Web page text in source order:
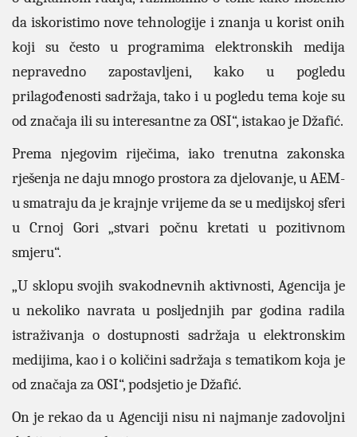
da iskoristimo nove tehnologije i znanja u korist onih
koji su često u programima elektronskih medija
nepravedno zapostavljeni, kako u pogledu
prilagođenosti sadržaja, tako i u pogledu tema koje su
od značaja ili su interesantne za OSI“, istakao je Džafić.
Prema njegovim riječima, iako trenutna zakonska
rješenja ne daju mnogo prostora za djelovanje, u AEM-
u smatraju da je krajnje vrijeme da se u medijskoj sferi
u Crnoj Gori „stvari počnu kretati u pozitivnom
smjeru“.
„U sklopu svojih svakodnevnih aktivnosti, Agencija je
u nekoliko navrata u posljednjih par godina radila
istraživanja o dostupnosti sadržaja u elektronskim
medijima, kao i o količini sadržaja s tematikom koja je
od značaja za OSI“, podsjetio je Džafić.
On je rekao da u Agenciji nisu ni najmanje zadovoljni